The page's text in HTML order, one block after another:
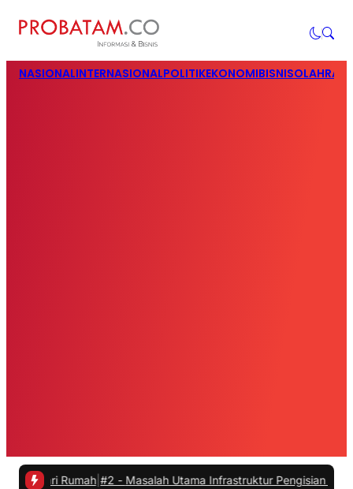
NASIONALINTERNASIONALPOLITIKEKONOMIBISNIS
| #2 -Masalah Utama Infrastruktur Pengisian Daya untuk